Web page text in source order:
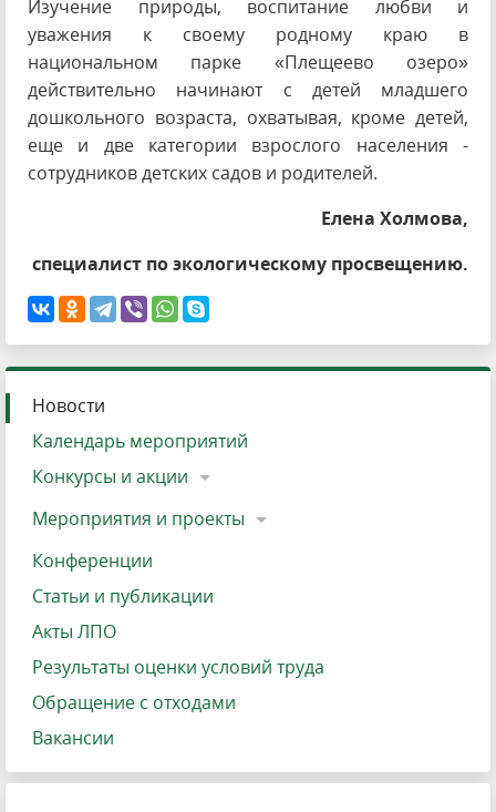
Изучение природы, воспитание любви и
уважения к своему родному краю в
национальном парке «Плещеево озеро»
действительно начинают с детей младшего
дошкольного возраста, охватывая, кроме детей,
еще и две категории взрослого населения -
сотрудников детских садов и родителей.
Елена Холмова,
специалист по экологическому просвещению.
Новости
Календарь мероприятий
Конкурсы и акции
Мероприятия и проекты
Конференции
Статьи и публикации
Акты ЛПО
Результаты оценки условий труда
Обращение с отходами
Вакансии